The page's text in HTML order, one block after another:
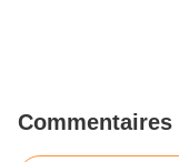
Commentaires